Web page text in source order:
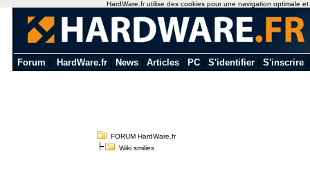
Forum HardWare.fr News Articles PC S'identifier S'inscrire
FORUM HardWare.fr
Wiki smilies
HardWare.fr utilise des cookies pour une navigation optimale